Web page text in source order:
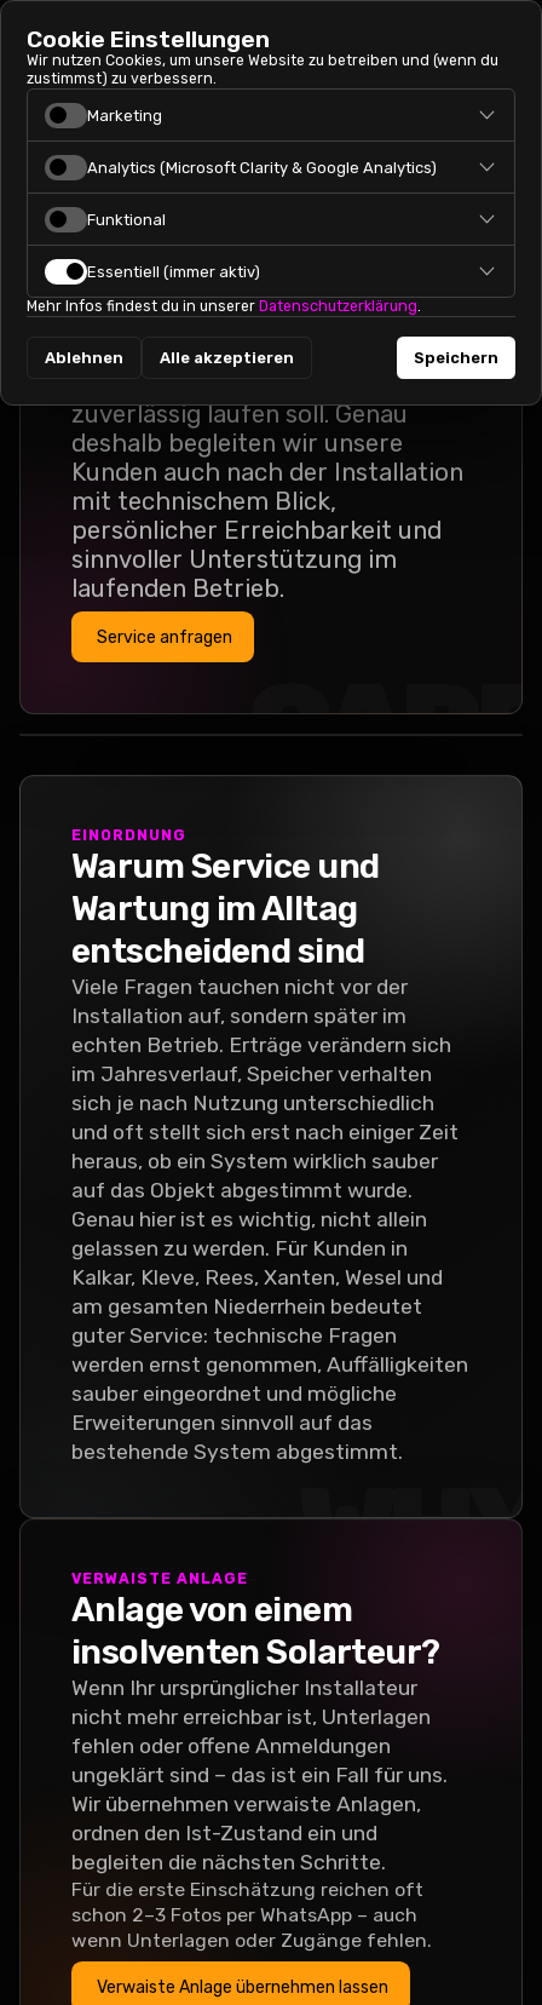
CARE
PEAK.SERVICE
Service & Wartung
für Solaranlagen am
Niederrhein
Eine Solaranlage ist keine
einmalige Übergabe, sondern ein
System, das über viele Jahre
zuverlässig laufen soll. Genau
deshalb begleiten wir unsere
Kunden auch nach der Installation
mit technischem Blick,
persönlicher Erreichbarkeit und
sinnvoller Unterstützung im
laufenden Betrieb.
Service anfragen
WHY
EINORDNUNG
Warum Service und
Wartung im Alltag
entscheidend sind
Viele Fragen tauchen nicht vor der
Installation auf, sondern später im
echten Betrieb. Erträge verändern sich
im Jahresverlauf, Speicher verhalten
sich je nach Nutzung unterschiedlich
und oft stellt sich erst nach einiger Zeit
heraus, ob ein System wirklich sauber
auf das Objekt abgestimmt wurde.
Genau hier ist es wichtig, nicht allein
gelassen zu werden. Für Kunden in
Kalkar, Kleve, Rees, Xanten, Wesel und
am gesamten Niederrhein bedeutet
guter Service: technische Fragen
werden ernst genommen, Auffälligkeiten
sauber eingeordnet und mögliche
Erweiterungen sinnvoll auf das
bestehende System abgestimmt.
VERWAISTE ANLAGE
Anlage von einem
insolventen Solarteur?
Wenn Ihr ursprünglicher Installateur
nicht mehr erreichbar ist, Unterlagen
fehlen oder offene Anmeldungen
ungeklärt sind – das ist ein Fall für uns.
Wir übernehmen verwaiste Anlagen,
ordnen den Ist-Zustand ein und
begleiten die nächsten Schritte.
Für die erste Einschätzung reichen oft
schon 2–3 Fotos per WhatsApp – auch
wenn Unterlagen oder Zugänge fehlen.
Verwaiste Anlage übernehmen lassen
Cookie Einstellungen
Wir nutzen Cookies, um unsere Website zu betreiben und (wenn du
zustimmst) zu verbessern.
Marketing
Marketing-Cookies werden genutzt, um dir passende
Angebote und Werbung auszuspielen. Diese Technologien
helfen uns, Kampagnen zu messen und zu optimieren (z. B.
Google Ads).
Analytics (Microsoft Clarity & Google Analytics)
Analytics hilft uns zu verstehen, wie Besucher die Seite nutzen,
wo sie hängen bleiben und welche Inhalte funktionieren. Wir
nutzen dafürMicrosoft Clarity(Heatmaps & Session-
Insights) und Google Analytics (anonymisierte Statistiken).
Funktional
Funktionale Cookies merken sich z. B. Sprache oder
Einstellungen für mehr Komfort.
Essentiell (immer aktiv)
Essentielle Cookies sind technisch notwendig (Sicherheit,
Mehr Infos findest du in unserer Datenschutzerklärung.
Ablehnen Alle akzeptieren Speichern